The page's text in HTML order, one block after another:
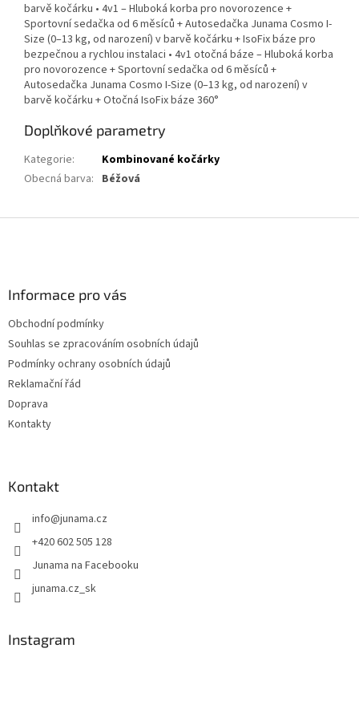
barvě kočárku • 4v1 – Hluboká korba pro novorozence +
Sportovní sedačka od 6 měsíců + Autosedačka Junama Cosmo I-
Size (0–13 kg, od narození) v barvě kočárku + IsoFix báze pro
bezpečnou a rychlou instalaci • 4v1 otočná báze – Hluboká korba
pro novorozence + Sportovní sedačka od 6 měsíců +
Autosedačka Junama Cosmo I-Size (0–13 kg, od narození) v
barvě kočárku + Otočná IsoFix báze 360°
Doplňkové parametry
Kategorie:
Kombinované kočárky
Obecná barva: Béžová
Informace pro vás
Obchodní podmínky
Souhlas se zpracováním osobních údajů
Podmínky ochrany osobních údajů
Reklamační řád
Doprava
Kontakty
Kontakt
info@junama.cz
+420 602 505 128
Junama na Facebooku
junama.cz_sk
Instagram